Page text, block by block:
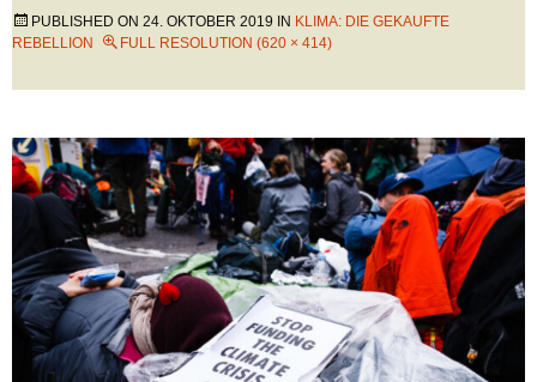
PUBLISHED ON 24. OKTOBER 2019 IN KLIMA: DIE GEKAUFTE
REBELLION
FULL RESOLUTION (620 × 414)